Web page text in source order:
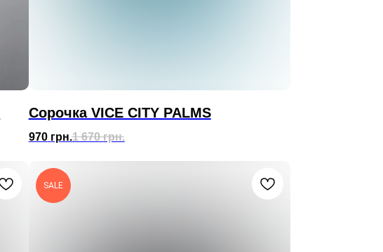
Сорочка VICE CITY PALMS
970 грн.1 670 грн.
SALE